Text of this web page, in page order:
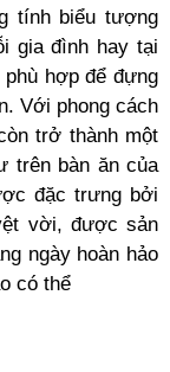
tính biểu tượng
gia đình hay tại
hợp để đựng
Với phong cách
trở thành một
trên bàn ăn của
đặc trưng bởi
vời, được sản
ngày hoàn hảo
có thể